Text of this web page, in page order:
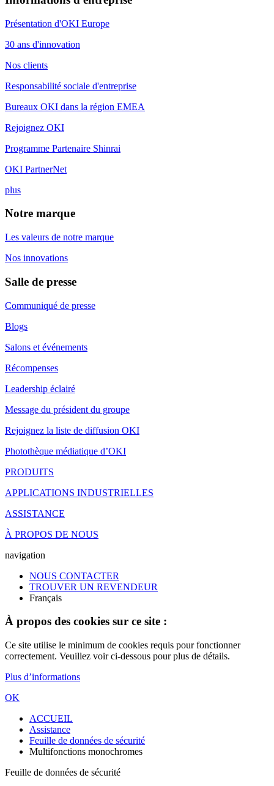
Présentation d'OKI Europe
30 ans d'innovation
Nos clients
Responsabilité sociale d'entreprise
Bureaux OKI dans la région EMEA
Rejoignez OKI
Programme Partenaire Shinrai
OKI PartnerNet
plus
Notre marque
Les valeurs de notre marque
Nos innovations
Salle de presse
Communiqué de presse
Blogs
Salons et événements
Récompenses
Leadership éclairé
Message du président du groupe
Rejoignez la liste de diffusion OKI
Photothèque médiatique d’OKI
PRODUITS
APPLICATIONS INDUSTRIELLES
ASSISTANCE
À PROPOS DE NOUS
navigation
NOUS CONTACTER
TROUVER UN REVENDEUR
Français
À propos des cookies sur ce site :
Ce site utilise le minimum de cookies requis pour fonctionner
correctement. Veuillez voir ci-dessous pour plus de détails.
Plus d’informations
OK
ACCUEIL
Assistance
Feuille de données de sécurité
Multifonctions monochromes
Feuille de données de sécurité